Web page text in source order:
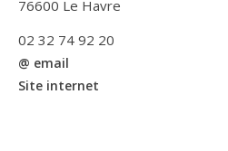
76600 Le Havre
02 32 74 92 20
@ email
Site internet